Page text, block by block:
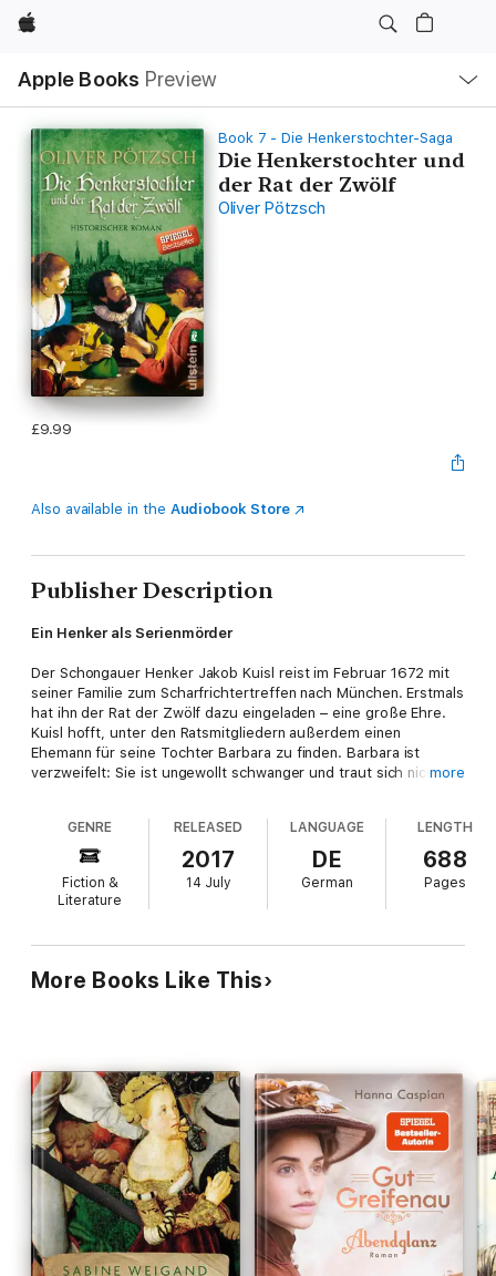
Apple
Apple Books Preview
Nav
Open
Menu
Book 7 - Die Henkerstochter-Saga
Die Henkerstochter und
der Rat der Zwölf
Oliver Pötzsch
£9.99
Also available in the Audiobook Store
Publisher Description
Ein Henker als Serienmörder
Der Schongauer Henker Jakob Kuisl reist im Februar 1672 mit
seiner Familie zum Scharfrichtertreffen nach München. Erstmals
hat ihn der Rat der Zwölf dazu eingeladen – eine große Ehre.
Kuisl hofft, unter den Ratsmitgliedern außerdem einen
Ehemann für seine Tochter Barbara zu finden. Barbara ist
verzweifelt: Sie ist ungewollt schwanger und traut sich nicht,
und Kuisl wird um Hilfe bei den Ermittlungen gebeten. Alle
Morde tragen die Handschrift eines Scharfrichters. Der
Verdacht fällt auf den Rat der Zwölf ...
Der siebte Band der beliebten Henkerstochter-Serie
more
GENRE
Fiction &
Literature
RELEASED
2017
14 July
LANGUAGE
DE
German
LENGTH
688
Pages
More Books Like This